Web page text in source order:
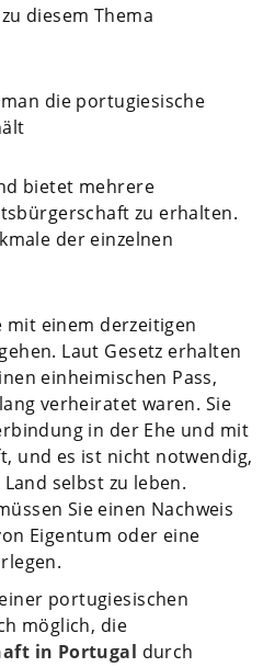
diesem Thema
die portugiesische
bietet mehrere
zu erhalten.
der einzelnen
mit einem derzeitigen
Laut Gesetz erhalten
einheimischen Pass,
verheiratet waren. Sie
in der Ehe und mit
und es ist nicht notwendig,
selbst zu leben.
Sie einen Nachweis
Eigentum oder eine
portugiesischen
möglich, die
in Portugal durch